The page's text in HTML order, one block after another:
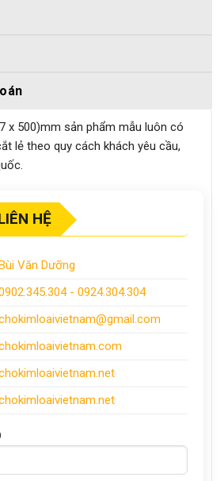
x 500)mm sản phẩm mẫu luôn có
lẻ theo quy cách khách yêu cầu,
HỆ
Văn Dưỡng
- 0924.304.304
@gmail.com
.com
.net